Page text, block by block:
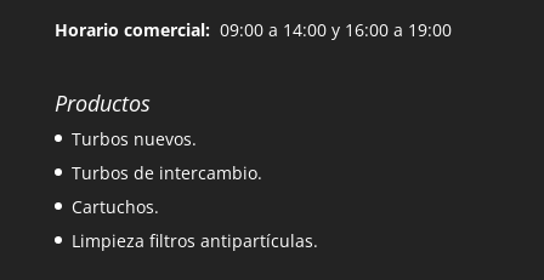
Horario comercial:09:00 a 14:00 y 16:00 a 19:00
Productos
Turbos nuevos.
Turbos de intercambio.
Cartuchos.
Limpieza filtros antipartículas.